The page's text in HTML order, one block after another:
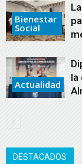
Bienestar
Social
Actualidad
la
DESTACADOS